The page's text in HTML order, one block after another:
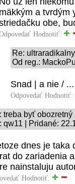
mäkkým a tvrdým
obe,
Hodnotiť:
Re:
Od reg.:
Snad | a nie / ...
Odpovedať Hodnotiť:
treba byť obozretný
qw11 | Pridané:
dnes je taka
do zariadenia
nainstaluju
Hodnotiť: